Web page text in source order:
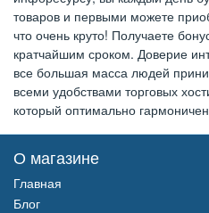
товаров и первыми можете
что очень круто! Получаете
кратчайшим сроком. Доверие
все большая масса людей
всеми удобствами торговых
который оптимально
О магазине
Главная
Блог